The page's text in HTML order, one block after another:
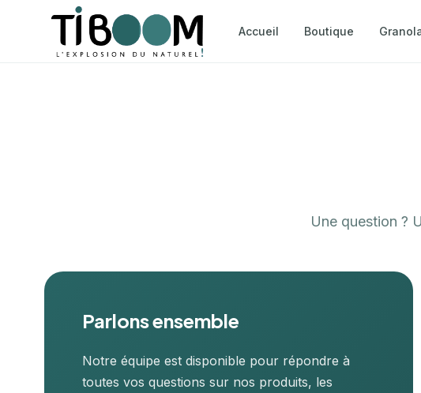
Accueil Boutique
Une question ?
Parlons ensemble
Notre équipe est disponible pour répondre à
toutes vos questions sur nos produits, les